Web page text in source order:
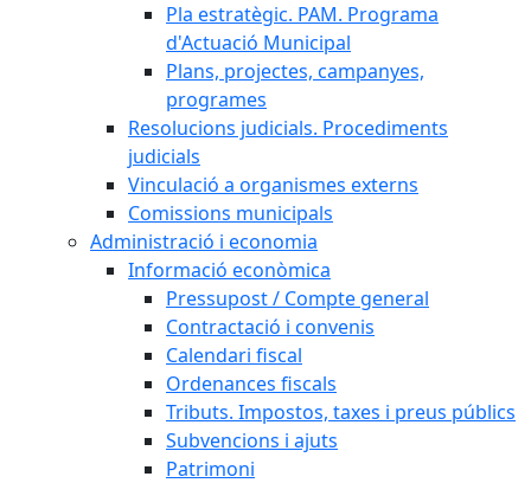
Pla estratègic. PAM. Programa
d'Actuació Municipal
Plans, projectes, campanyes,
programes
Resolucions judicials. Procediments
judicials
Vinculació a organismes externs
Comissions municipals
Administració i economia
Informació econòmica
Pressupost / Compte general
Contractació i convenis
Calendari fiscal
Ordenances fiscals
Tributs. Impostos, taxes i preus públics
Subvencions i ajuts
Patrimoni